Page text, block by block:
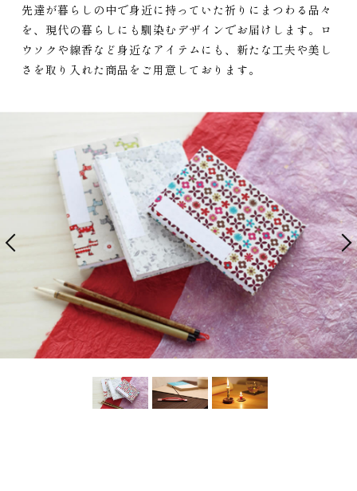
先達が暮らしの中で身近に持っていた祈りにまつわる品々
を、現代の暮らしにも馴染むデザインでお届けします。ロ
ウソクや線香など身近なアイテムにも、新たな工夫や美し
さを取り入れた商品をご用意しております。